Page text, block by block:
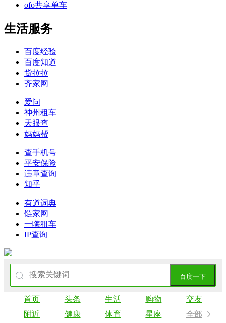
ofo共享单车
生活服务
百度经验
百度知道
货拉拉
齐家网
爱问
神州租车
天眼查
妈妈帮
查手机号
平安保险
违章查询
知乎
有道词典
链家网
一嗨租车
IP查询
百度一下
首页 头条 生活 购物
交友
附近
健康 体育 星座 全部